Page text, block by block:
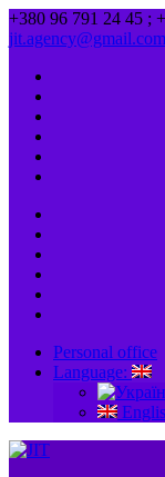
+380 96 791 24 45 ;
jit.agency@gmail.com
Personal office
Language: